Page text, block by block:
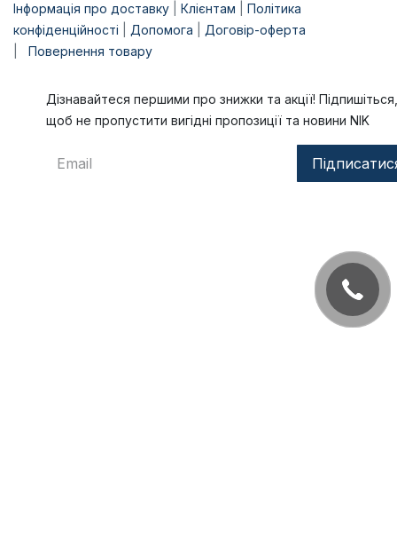
Інформація про доставку Клієнтам
Політика
конфіденційності
Допомога
Договір-оферта
Повернення товару
Дізнавайтеся першими про знижки та акції!
щоб не пропустити вигідні пропозиції та новини NIK